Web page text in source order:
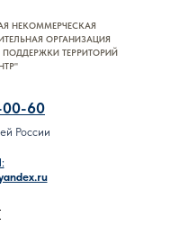
НЕКОММЕРЧЕСКАЯ
ОРГАНИЗАЦИЯ
ПОДДЕРЖКИ ТЕРРИТОРИЙ
00-60
России
00-60